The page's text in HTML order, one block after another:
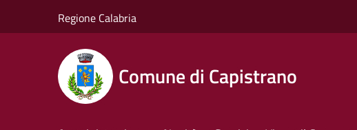
Regione Calabria
Comune di Capistrano